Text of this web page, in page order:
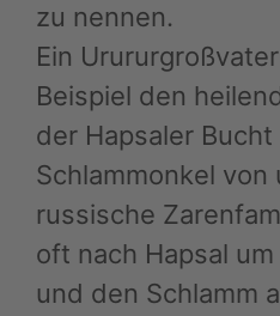
zu nennen.
Ein
Beispiel den
der Hapsaler
Schlammonkel von
russische
oft nach Hapsal
und den Schlamm